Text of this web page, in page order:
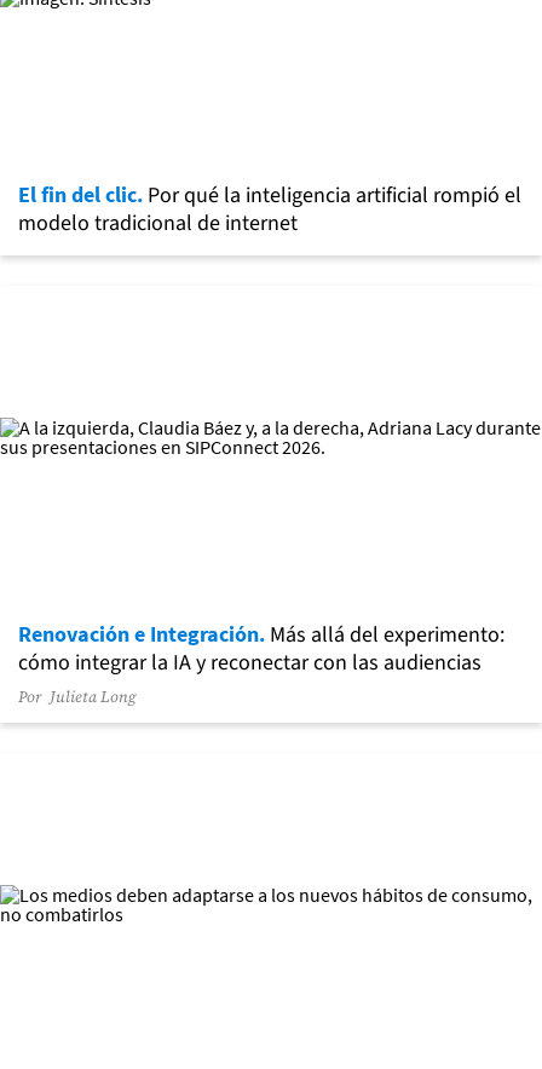
El fin del clic. Por qué la inteligencia artificial rompió el
modelo tradicional de internet
Renovación e Integración. Más allá del experimento:
cómo integrar la IA y reconectar con las audiencias
Por Julieta Long